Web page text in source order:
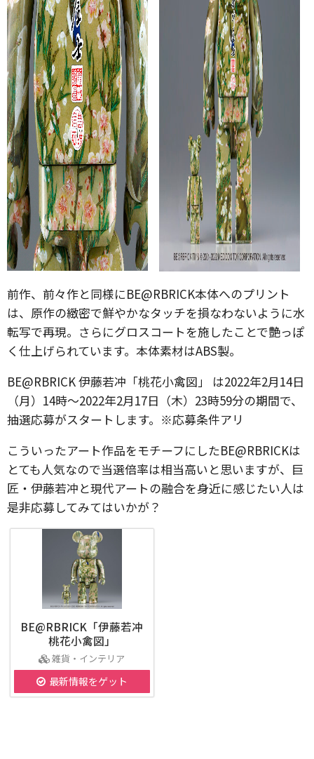
前作、前々作と同様にBE@RBRICK本体へのプリント
は、原作の緻密で鮮やかなタッチを損なわないように水
転写で再現。さらにグロスコートを施したことで艶っぽ
く仕上げられています。本体素材はABS製。
BE@RBRICK 伊藤若冲「桃花小禽図」 は2022年2月14日
（月）14時～2022年2月17日（木）23時59分の期間で、
抽選応募がスタートします。※応募条件アリ
こういったアート作品をモチーフにしたBE@RBRICKは
とても人気なので当選倍率は相当高いと思いますが、巨
匠・伊藤若冲と現代アートの融合を身近に感じたい人は
是非応募してみてはいかが？
BE@RBRICK「伊藤若冲
桃花小禽図」
雑貨・インテリア
最新情報をゲット